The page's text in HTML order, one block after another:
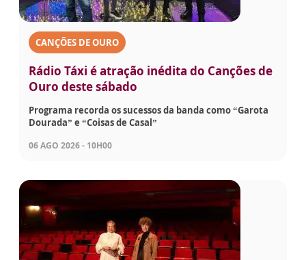
CANÇÕES DE OURO
Rádio Táxi é atração inédita do Canções de
Ouro deste sábado
Programa recorda os sucessos da banda como “Garota
Dourada” e “Coisas de Casal”
06 AGO 2026 - 10H00